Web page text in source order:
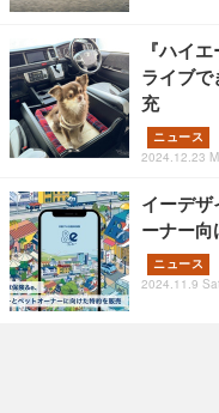
『ハイ
ライブで
充
ニュース
2024.12.23
イーデザ
ーナー
ニュース
2024.11.9